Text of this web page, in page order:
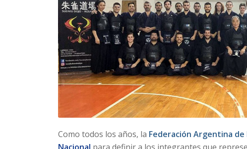
Como todos los años, la Federación Argentina de
Nacional para definir a los integrantes que